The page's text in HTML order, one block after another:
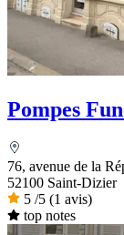
Pompes
76, avenue de la
52100 Saint-Dizier
5 /5 (1 avis)
top notes